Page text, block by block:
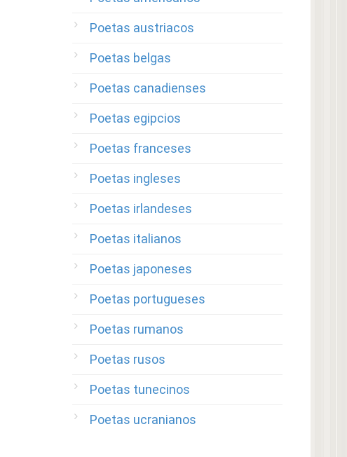
Poetas austriacos
Poetas belgas
Poetas canadienses
Poetas egipcios
Poetas franceses
Poetas ingleses
Poetas irlandeses
Poetas italianos
Poetas japoneses
Poetas portugueses
Poetas rumanos
Poetas rusos
Poetas tunecinos
Poetas ucranianos